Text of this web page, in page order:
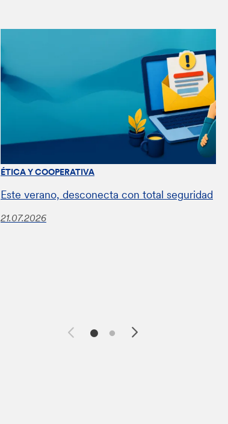
ÉTICA Y COOPERATIVA
Este verano, desconecta con total seguridad
21.07.2026